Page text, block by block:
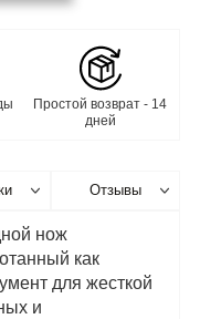
Простой возврат - 14
дней
Отзывы
нож
как
для жесткой
и